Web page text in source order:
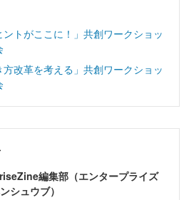
ントがここに！」共創ワークショッ
方改革を考える」共創ワークショッ
編集部（エンタープライズ
シュウブ）